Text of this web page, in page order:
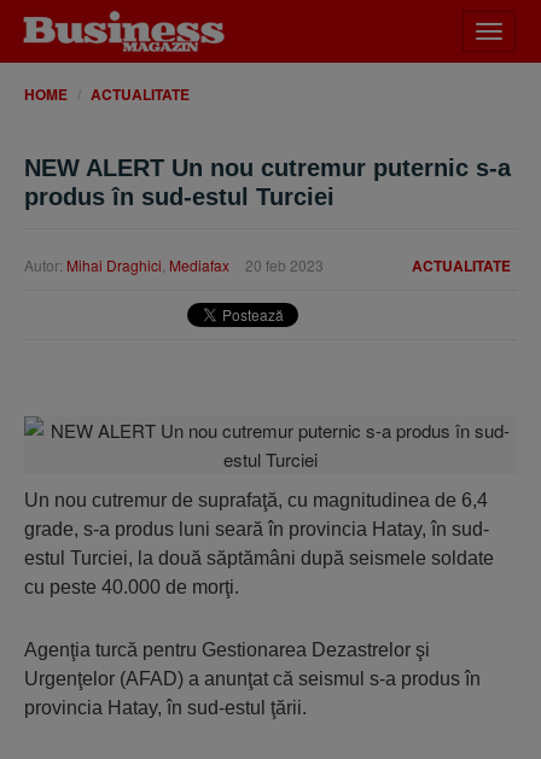
meniu
HOME ACTUALITATE
NEW ALERT Un nou cutremur puternic s-a
produs în sud-estul Turciei
ACTUALITATE
Autor: Mihai Draghici Mediafax 20 feb 2023
Un nou cutremur de suprafaţă, cu magnitudinea de 6,4
grade, s-a produs luni seară în provincia Hatay, în sud-
estul Turciei, la două săptămâni după seismele soldate
cu peste 40.000 de morţi.
Agenţia turcă pentru Gestionarea Dezastrelor şi
Urgenţelor (AFAD) a anunţat că seismul s-a produs în
provincia Hatay, în sud-estul ţării.